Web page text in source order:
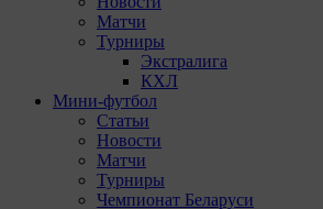
Матчи
Турниры
Экстралига
КХЛ
Мини-футбол
Статьи
Новости
Матчи
Турниры
Чемпионат Беларуси